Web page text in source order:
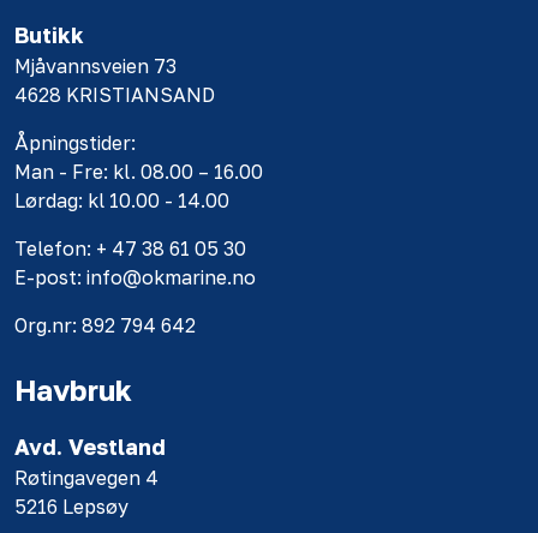
Butikk
Mjåvannsveien 73
4628 KRISTIANSAND
Åpningstider:
Man - Fre: kl. 08.00 – 16.00
Lørdag: kl 10.00 - 14.00
Telefon: + 47 38 61 05 30
E-post: info@okmarine.no
Org.nr: 892 794 642
Havbruk
Avd. Vestland
Røtingavegen 4
5216 Lepsøy